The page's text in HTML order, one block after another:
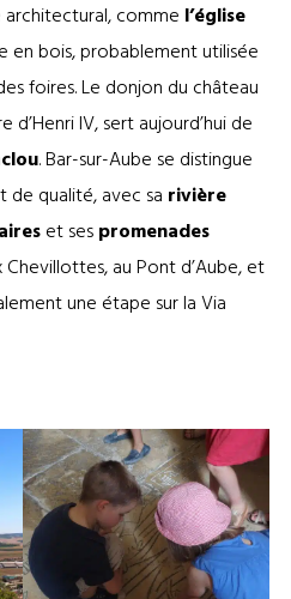
architectural, comme l’église
en bois, probablement utilisée
foires. Le donjon du château
IV, sert aujourd’hui de
. Bar-sur-Aube se distingue
de qualité, avec sa rivière
et sespromenades
Chevillottes, au Pont d’Aube, et
une étape sur la Via